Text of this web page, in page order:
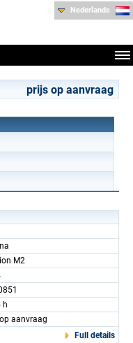
Nederlands
prijs op aanvraag
M2
h
aanvraag
Full details